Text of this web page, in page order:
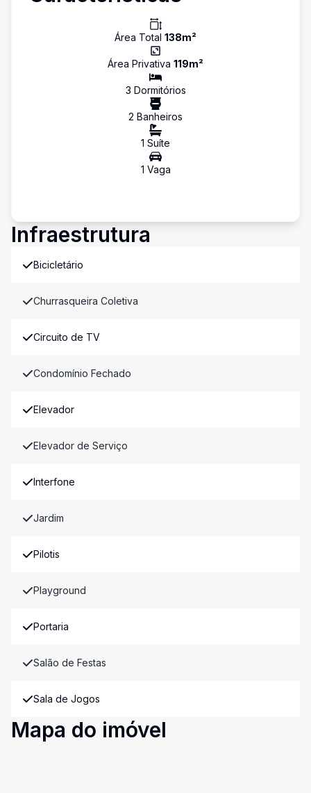
Área Total 138m²
Área Privativa 119m²
3 Dormitórios
2 Banheiros
1 Suíte
1 Vaga
Infraestrutura
Bicicletário
Churrasqueira Coletiva
Circuito de TV
Condomínio Fechado
Elevador
Elevador de Serviço
Interfone
Jardim
Pilotis
Playground
Portaria
Salão de Festas
Sala de Jogos
Mapa do imóvel